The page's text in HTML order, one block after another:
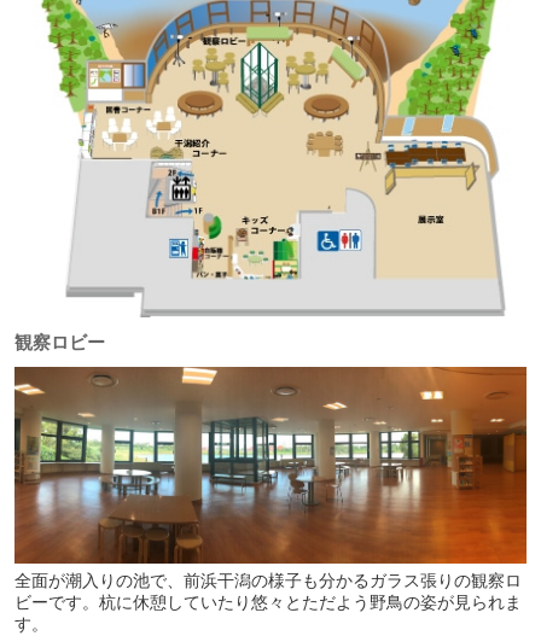
観察ロビー
全面が潮入りの池で、前浜干潟の様子も分かるガラス張りの観察ロ
ビーです。杭に休憩していたり悠々とただよう野鳥の姿が見られま
す。